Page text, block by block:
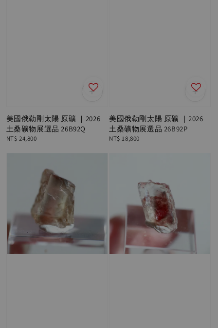
美國俄勒剛太陽 原礦 ｜2026
土桑礦物展選品 26B92Q
Regular
NT$ 24,800
美國俄勒剛太陽 原礦 ｜2026
土桑礦物展選品 26B92P
Regular
NT$ 18,800